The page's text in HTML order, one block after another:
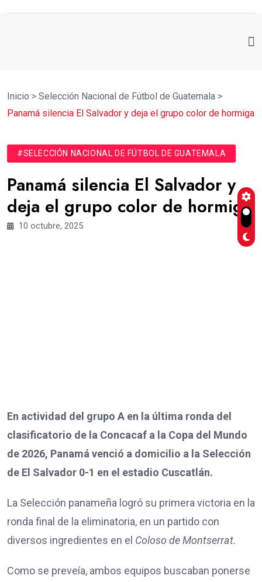
Inicio > Selección Nacional de Fútbol de Guatemala >
Panamá silencia El Salvador y deja el grupo color de hormiga
#SELECCIÓN NACIONAL DE FÚTBOL DE GUATEMALA
Panamá silencia El Salvador y
deja el grupo color de hormiga
10 octubre, 2025
En actividad del grupo A en la última ronda del
clasificatorio de la Concacaf a la Copa del Mundo
de 2026, Panamá venció a domicilio a la Selección
de El Salvador 0-1 en el estadio Cuscatlán.
La Selección panameña logró su primera victoria en la
ronda final de la eliminatoria, en un partido con
diversos ingredientes en el Coloso de Montserrat.
Como se preveía, ambos equipos buscaban ponerse